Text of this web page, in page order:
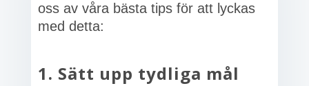
oss av våra bästa tips för att lyckas
med detta:
1. Sätt upp tydliga mål